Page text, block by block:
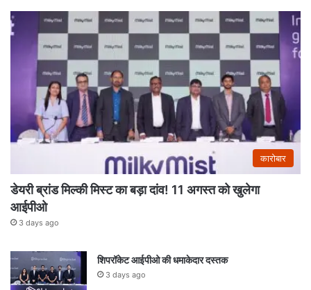
कारोबार
डेयरी ब्रांड मिल्की मिस्ट का बड़ा दांव! 11 अगस्त को खुलेगा
आईपीओ
3 days ago
शिपरॉकेट आईपीओ की धमाकेदार दस्तक
3 days ago